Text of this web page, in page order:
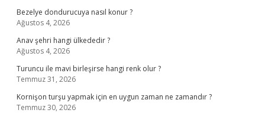
Bezelye dondurucuya nasıl konur ?
Ağustos 4, 2026
Anav şehri hangi ülkededir ?
Ağustos 4, 2026
Turuncu ile mavi birleşirse hangi renk olur ?
Temmuz 31, 2026
Kornişon turşu yapmak için en uygun zaman ne zamandır ?
Temmuz 30, 2026